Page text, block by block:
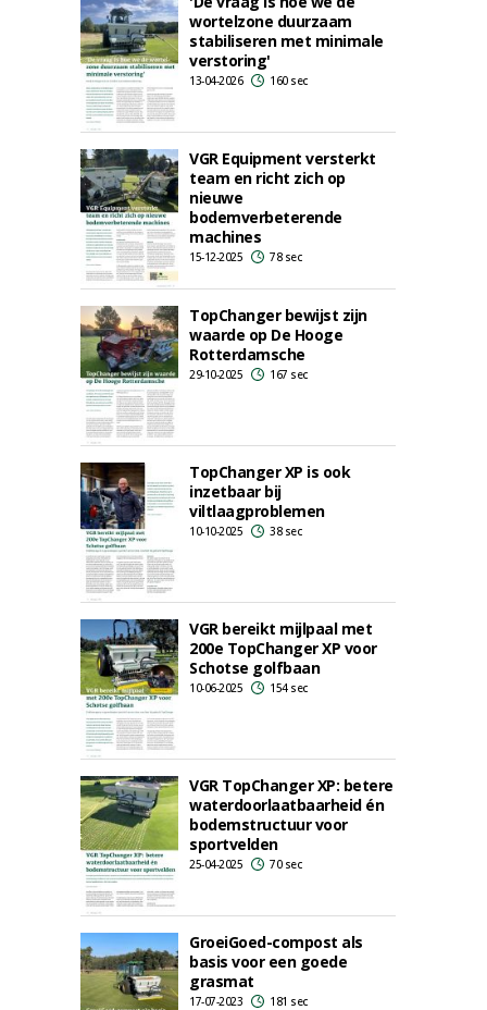
wortelzone duurzaam
stabiliseren met minimale
verstoring'
13-04-2026 160 sec
VGR Equipment versterkt
team en richt zich op
nieuwe
bodemverbeterende
machines
15-12-2025 78 sec
TopChanger bewijst zijn
waarde op De Hooge
Rotterdamsche
29-10-2025 167 sec
TopChanger XP is ook
inzetbaar bij
viltlaagproblemen
10-10-2025 38 sec
VGR bereikt mijlpaal met
200e TopChanger XP voor
Schotse golfbaan
10-06-2025 154 sec
VGR TopChanger XP: betere
waterdoorlaatbaarheid én
bodemstructuur voor
sportvelden
25-04-2025 70 sec
GroeiGoed-compost als
basis voor een goede
grasmat
17-07-2023 181 sec